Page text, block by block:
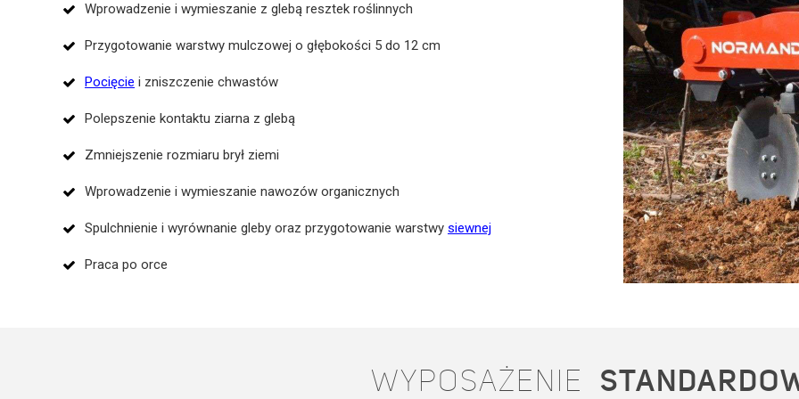
Wprowadzenie i wymieszanie z glebą resztek roślinnych
Przygotowanie warstwy mulczowej o głębokości 5 do 12 cm
Pocięcie i zniszczenie chwastów
Polepszenie kontaktu ziarna z glebą
Zmniejszenie rozmiaru brył ziemi
Wprowadzenie i wymieszanie nawozów organicznych
Spulchnienie i wyrównanie gleby oraz przygotowanie warstwy siewnej
Praca po orce
WYPOSAŻENIE